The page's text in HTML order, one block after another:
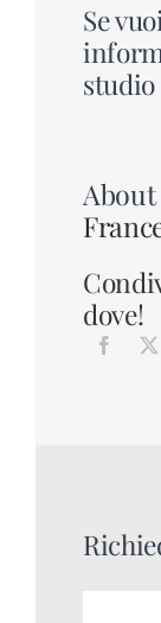
Se
studio
dove!